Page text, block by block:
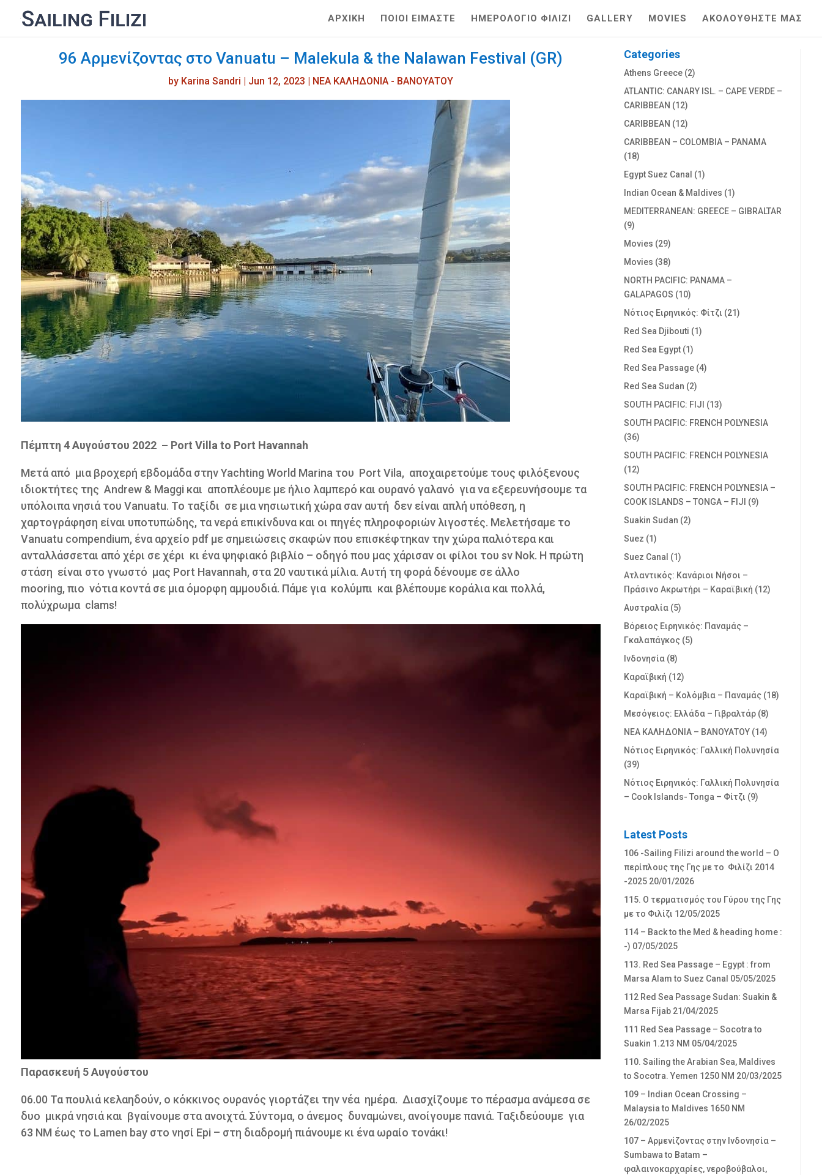
ΑΡΧΙΚΗ ΠΟΙΟΙ ΕΙΜΑΣΤΕ ΗΜΕΡΟΛΟΓΙΟ ΦΙΛΙΖΙ GALLERY MOVIES ΑΚΟΛΟΥΘΗΣΤΕ ΜΑΣ
96 Αρμενίζοντας στο Vanuatu – Malekula & the Nalawan Festival (GR)
by Karina Sandri | Jun 12, 2023 | ΝΕΑ ΚΑΛΗΔΟΝΙΑ - ΒΑΝΟΥΑΤΟΥ
Πέμπτη 4 Αυγούστου 2022 – Port Villa to Port Havannah
Μετά από μια βροχερή εβδομάδα στην Yachting World Marina του Port Vila, αποχαιρετούμε τους φιλόξενους
ιδιοκτήτες της Andrew & Maggi και αποπλέουμε με ήλιο λαμπερό και ουρανό γαλανό για να εξερευνήσουμε τα
υπόλοιπα νησιά του Vanuatu. Το ταξίδι σε μια νησιωτική χώρα σαν αυτή δεν είναι απλή υπόθεση, η
χαρτογράφηση είναι υποτυπώδης, τα νερά επικίνδυνα και οι πηγές πληροφοριών λιγοστές. Μελετήσαμε το
Vanuatu compendium, ένα αρχείο pdf με σημειώσεις σκαφών που επισκέφτηκαν την χώρα παλιότερα και
ανταλλάσσεται από χέρι σε χέρι κι ένα ψηφιακό βιβλίο – οδηγό που μας χάρισαν οι φίλοι του sv Nok. Η πρώτη
στάση είναι στο γνωστό μας Port Havannah, στα 20 ναυτικά μίλια. Αυτή τη φορά δένουμε σε άλλο
mooring, πιο νότια κοντά σε μια όμορφη αμμουδιά. Πάμε για κολύμπι και βλέπουμε κοράλια και πολλά,
πολύχρωμα clams!
Παρασκευή 5 Αυγούστου
06.00 Τα πουλιά κελαηδούν, o κόκκινος ουρανός γιορτάζει την νέα ημέρα. Διασχίζουμε το πέρασμα ανάμεσα σε
δυο μικρά νησιά και βγαίνουμε στα ανοιχτά. Σύντομα, ο άνεμος δυναμώνει, ανοίγουμε πανιά. Ταξιδεύουμε για
63 ΝΜ έως το Lamen bay στο νησί Epi – στη διαδρομή πιάνουμε κι ένα ωραίο τονάκι!
Categories
Athens Greece(2)
ATLANTIC: CANARY ISL. – CAPE VERDE –
CARIBBEAN (12)
CARIBBEAN (12)
CARIBBEAN – COLOMBIA – PANAMA
(18)
Egypt Suez Canal (1)
Indian Ocean & Maldives (1)
MEDITERRANEAN: GREECE – GIBRALTAR
(9)
Movies (29)
Movies (38)
NORTH PACIFIC: PANAMA –
GALAPAGOS (10)
Nότιος Ειρηνικός: Φίτζι (21)
Red Sea Djibouti (1)
Red Sea Egypt(1)
Red Sea Passage(4)
Red Sea Sudan (2)
SOUTH PACIFIC: FIJI (13)
SOUTH PACIFIC: FRENCH POLYNESIA
(36)
SOUTH PACIFIC: FRENCH POLYNESIA
(12)
SOUTH PACIFIC: FRENCH POLYNESIA –
COOK ISLANDS – TONGA – FIJI (9)
Suakin Sudan (2)
Suez (1)
Suez Canal (1)
Ατλαντικός: Κανάριοι Νήσοι –
Πράσινο Ακρωτήρι – Καραϊβική (12)
Αυστραλία(5)
Βόρειος Ειρηνικός: Παναμάς –
Γκαλαπάγκος(5)
Ινδονησία(8)
Καραϊβική (12)
Καραϊβική – Κολόμβια – Παναμάς(18)
Μεσόγειος: Ελλάδα – Γιβραλτάρ(8)
ΝΕΑ ΚΑΛΗΔΟΝΙΑ – ΒΑΝΟΥΑΤΟΥ(14)
Νότιος Ειρηνικός: Γαλλική Πολυνησία
(39)
Νότιος Ειρηνικός: Γαλλική Πολυνησία
– Cook Islands- Tonga – Φίτζι (9)
Latest Posts
106 -Sailing Filizi around the world – Ο
περίπλους της Γης με το Φιλίζι 2014
-2025 20/01/2026
115. Ο τερματισμός του Γύρου της Γης
με το Φιλίζι 12/05/2025
114 – Back to the Med & heading home :
-) 07/05/2025
113. Red Sea Passage – Egypt : from
Marsa Alam to Suez Canal 05/05/2025
112 Red Sea Passage Sudan: Suakin &
Marsa Fijab 21/04/2025
111 Red Sea Passage – Socotra to
Suakin 1.213 NM 05/04/2025
110. Sailing the Arabian Sea, Maldives
to Socotra. Yemen 1250 NM 20/03/2025
109 – Indian Ocean Crossing –
Malaysia to Maldives 1650 NM
26/02/2025
107 – Αρμενίζοντας στην Ινδονησία –
Sumbawa to Batam –
φαλαινοκαρχαρίες, νεροβούβαλοι,